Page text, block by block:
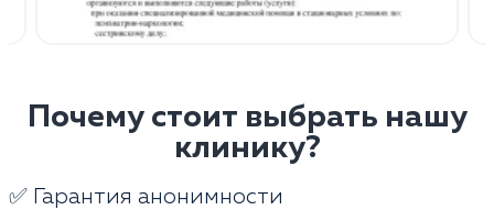
Почему стоит выбрать нашу
клинику?
✅ Гарантия анонимности